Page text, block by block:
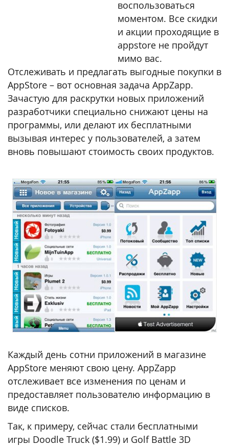
воспользоваться
моментом. Все скидки
и акции проходящие в
appstore не пройдут
мимо вас.
Отслеживать и предлагать выгодные покупки в
AppStore – вот основная задача AppZapp.
Зачастую для раскрутки новых приложений
разработчики специально снижают цены на
программы, или делают их бесплатными
вызывая интерес у пользователей, а затем
вновь повышают стоимость своих продуктов.
Каждый день сотни приложений в магазине
AppStore меняют свою цену. AppZapp
отслеживает все изменения по ценам и
предоставляет пользователю информацию в
виде списков.
Так, к примеру, сейчас стали бесплатными
игры Doodle Truck ($1.99) и Golf Battle 3D